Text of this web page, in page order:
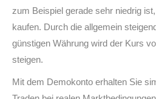
zum Beispiel gerade sehr niedrig
kaufen. Durch die allgemein
günstigen Währung wird der Kurs
steigen.
Mit dem Demokonto erhalten Sie